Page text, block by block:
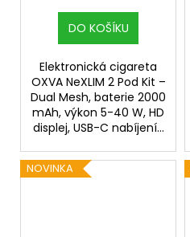
DO KOŠÍKU
Elektronická cigareta
OXVA NeXLIM 2 Pod Kit –
Dual Mesh, baterie 2000
mAh, výkon 5-40 W, HD
displej, USB-C nabíjení...
NOVINKA